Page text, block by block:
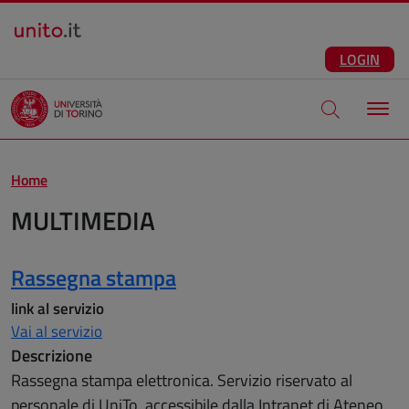
Salta al contenuto principale
LOGIN
Apri modale
Home
MULTIMEDIA
Risultati
Rassegna stampa
link al servizio
Vai al servizio
Descrizione
Rassegna stampa elettronica. Servizio riservato al